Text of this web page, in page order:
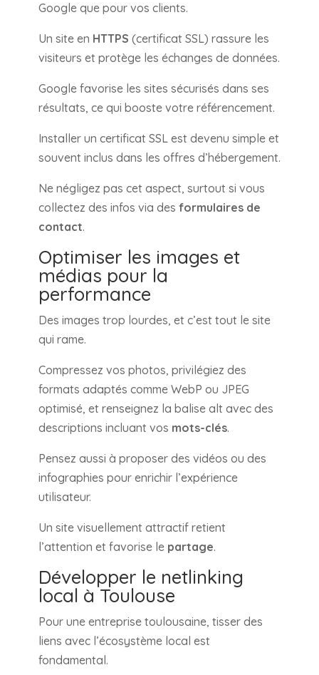
Google que pour vos clients.
Un site en HTTPS (certificat SSL) rassure les
visiteurs et protège les échanges de données.
Google favorise les sites sécurisés dans ses
résultats, ce qui booste votre référencement.
Installer un certificat SSL est devenu simple et
souvent inclus dans les offres d’hébergement.
Ne négligez pas cet aspect, surtout si vous
collectez des infos via des formulaires de
contact.
Optimiser les images et
médias pour la
performance
Des images trop lourdes, et c’est tout le site
qui rame.
Compressez vos photos, privilégiez des
formats adaptés comme WebP ou JPEG
optimisé, et renseignez la balise alt avec des
descriptions incluant vos mots-clés.
Pensez aussi à proposer des vidéos ou des
infographies pour enrichir l’expérience
utilisateur.
Un site visuellement attractif retient
l’attention et favorise le partage.
Développer le netlinking
local à Toulouse
Pour une entreprise toulousaine, tisser des
liens avec l’écosystème local est
fondamental.